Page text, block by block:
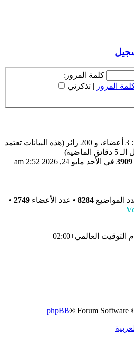
كلمة المرور:
المرور | تذكرني
مستخدمين : 3 أعضاء، و 200 زائر (هذه البيانات تعتمد
3909 في الأحد مايو 24, 2026 2:52 am
المواضيع 8284 • عدد الأعضاء 2749
•
التوقيت العالمي+02:00
phpBB® Forum Software